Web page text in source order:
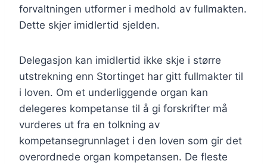
forvaltningen utformer i medhold av fullmakten.
Dette skjer imidlertid sjelden.
Delegasjon kan imidlertid ikke skje i større
utstrekning enn Stortinget har gitt fullmakter til
i loven. Om et underliggende organ kan
delegeres kompetanse til å gi forskrifter må
vurderes ut fra en tolkning av
kompetansegrunnlaget i den loven som gir det
overordnede organ kompetansen. De fleste